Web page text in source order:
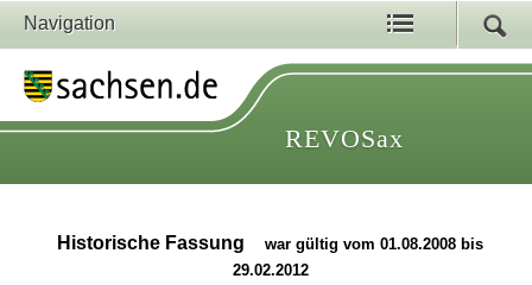
Navigation
REVOSax
Historische Fassung
war gültig vom 01.08.2008 bis
29.02.2012